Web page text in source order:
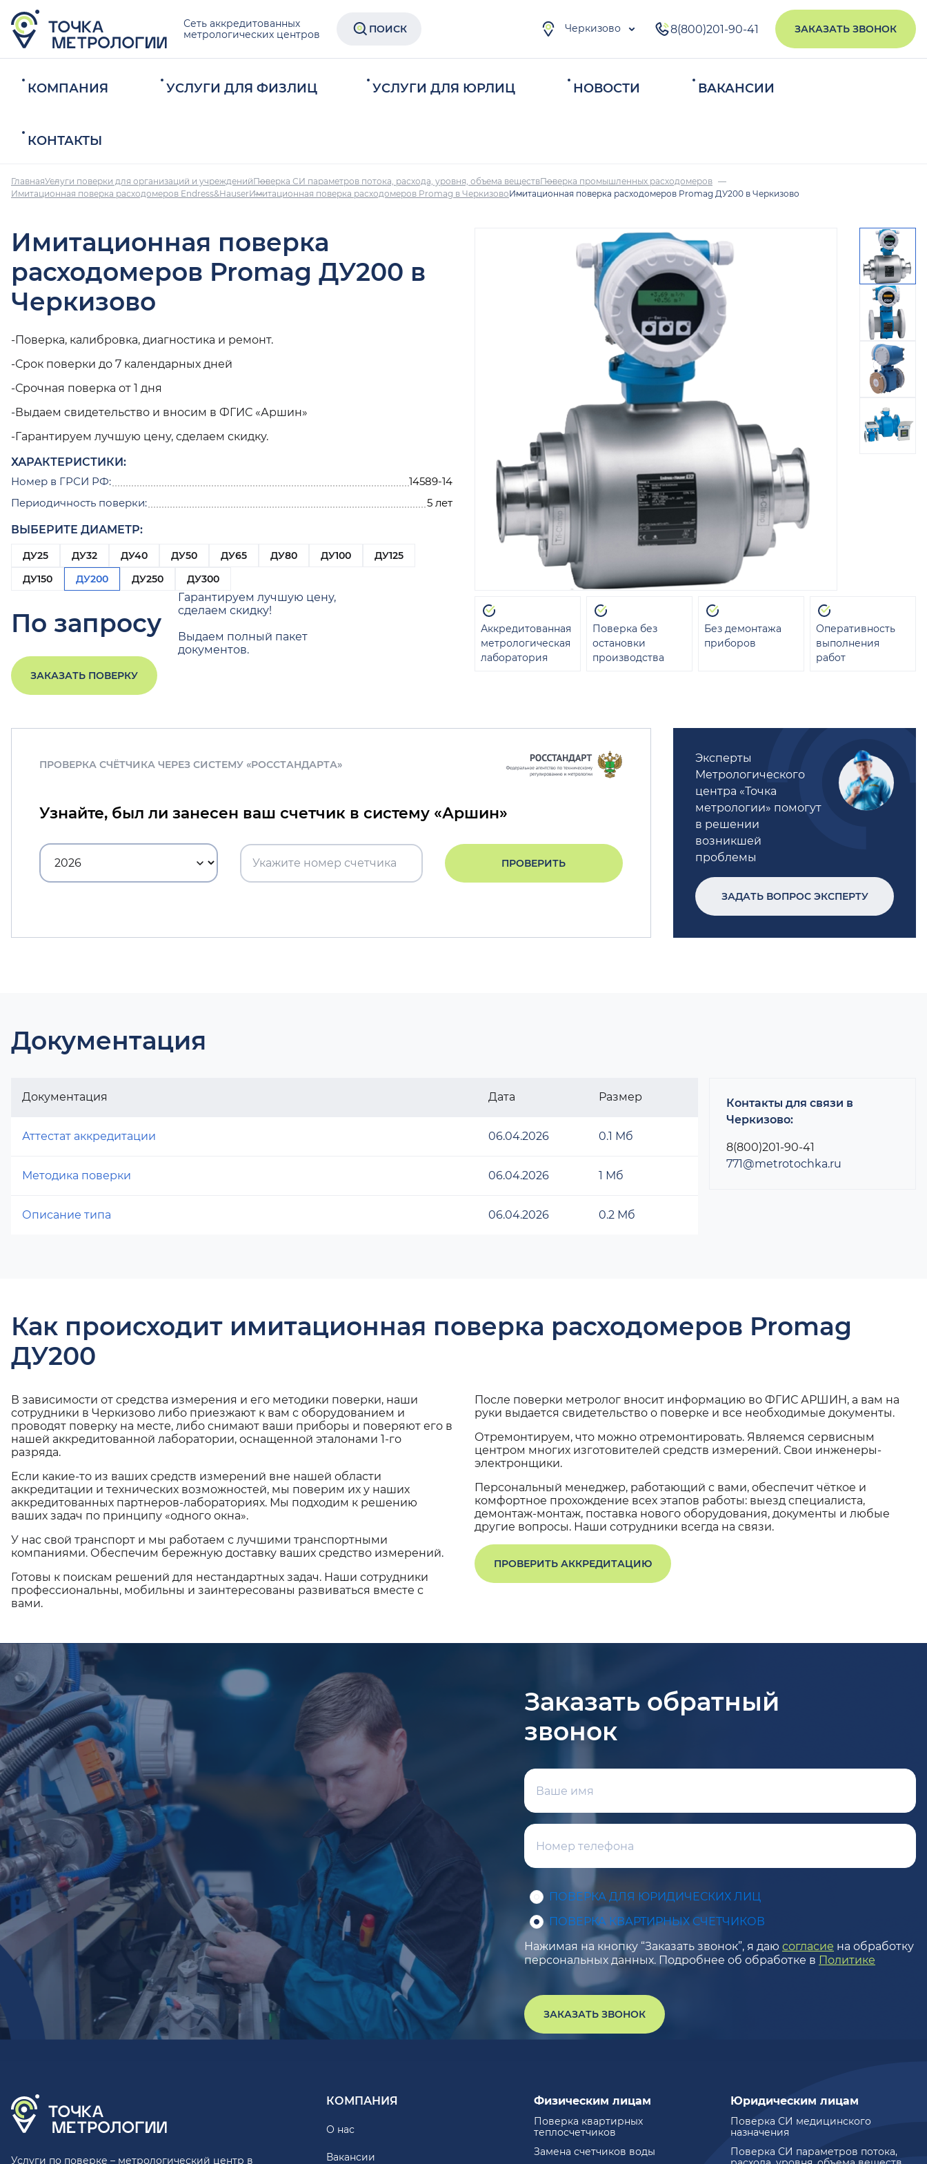
Сеть аккредитованных
метрологических центров
ПОИСК Черкизово 8(800)201-90-41 ЗАКАЗАТЬ ЗВОНОК
КОМПАНИЯ УСЛУГИ ДЛЯ ФИЗЛИЦ УСЛУГИ ДЛЯ ЮРЛИЦ НОВОСТИ ВАКАНСИИ
КОНТАКТЫ
ГлавнаяУслуги поверки для организаций и учрежденийПоверка СИ параметров потока, расхода, уровня, объема веществПоверка промышленных расходомеров
Имитационная поверка расходомеров Endress&HauserИмитационная поверка расходомеров Promag в ЧеркизовоИмитационная поверка расходомеров Promag ДУ200 в Черкизово
Имитационная поверка
расходомеров Promag ДУ200 в
Черкизово
-Поверка, калибровка, диагностика и ремонт.
-Срок поверки до 7 календарных дней
-Срочная поверка от 1 дня
-Выдаем свидетельство и вносим в ФГИС «Аршин»
-Гарантируем лучшую цену, сделаем скидку.
ХАРАКТЕРИСТИКИ:
Номер в ГРСИ РФ:
14589-14
Периодичность поверки:
5 лет
ВЫБЕРИТЕ ДИАМЕТР:
ДУ25 ДУ32 ДУ40 ДУ50 ДУ65 ДУ80 ДУ100
ДУ125
ДУ150
ДУ200 ДУ250 ДУ300
По запросу
Гарантируем лучшую цену,
сделаем скидку!
Выдаем полный пакет
документов.
ЗАКАЗАТЬ ПОВЕРКУ
Аккредитованная
метрологическая
лаборатория
Поверка без
остановки
производства
Без демонтажа
приборов
Оперативность
выполнения
работ
ПРОВЕРКА СЧЁТЧИКА ЧЕРЕЗ СИСТЕМУ «РОССТАНДАРТА»
Узнайте, был ли занесен ваш счетчик в систему «Аршин»
ПРОВЕРИТЬ
Эксперты
Метрологического
центра «Точка
метрологии» помогут
в решении
возникшей
проблемы
ЗАДАТЬ ВОПРОС ЭКСПЕРТУ
Документация
Документация Дата Размер
Аттестат аккредитации 06.04.2026 0.1 Мб
Методика поверки 06.04.2026 1 Мб
Описание типа 06.04.2026 0.2 Мб
Контакты для связи в
Черкизово:
8(800)201-90-41
771@metrotochka.ru
Как происходит имитационная поверка расходомеров Promag
ДУ200
В зависимости от средства измерения и его методики поверки, наши
сотрудники в Черкизово либо приезжают к вам с оборудованием и
проводят поверку на месте, либо снимают ваши приборы и поверяют его в
нашей аккредитованной лаборатории, оснащенной эталонами 1-го
разряда.
Если какие-то из ваших средств измерений вне нашей области
аккредитации и технических возможностей, мы поверим их у наших
аккредитованных партнеров-лабораториях. Мы подходим к решению
ваших задач по принципу «одного окна».
У нас свой транспорт и мы работаем с лучшими транспортными
компаниями. Обеспечим бережную доставку ваших средство измерений.
Готовы к поискам решений для нестандартных задач. Наши сотрудники
профессиональны, мобильны и заинтересованы развиваться вместе с
вами.
После поверки метролог вносит информацию во ФГИС АРШИН, а вам на
руки выдается свидетельство о поверке и все необходимые документы.
Отремонтируем, что можно отремонтировать. Являемся сервисным
центром многих изготовителей средств измерений. Свои инженеры-
электронщики.
Персональный менеджер, работающий с вами, обеспечит чёткое и
комфортное прохождение всех этапов работы: выезд специалиста,
демонтаж-монтаж, поставка нового оборудования, документы и любые
другие вопросы. Наши сотрудники всегда на связи.
ПРОВЕРИТЬ АККРЕДИТАЦИЮ
Заказать обратный
звонок
ПОВЕРКА ДЛЯ ЮРИДИЧЕСКИХ ЛИЦ
ПОВЕРКА КВАРТИРНЫХ СЧЕТЧИКОВ
Нажимая на кнопку “Заказать звонок”, я даю согласие на обработку
персональных данных. Подробнее об обработке в Политике
ЗАКАЗАТЬ ЗВОНОК
Услуги по поверке – метрологический центр в
КОМПАНИЯ
О нас
Вакансии
Физическим лицам
Поверка квартирных
теплосчетчиков
Замена счетчиков воды
Юридическим лицам
Поверка СИ медицинского
назначения
Поверка СИ параметров потока,